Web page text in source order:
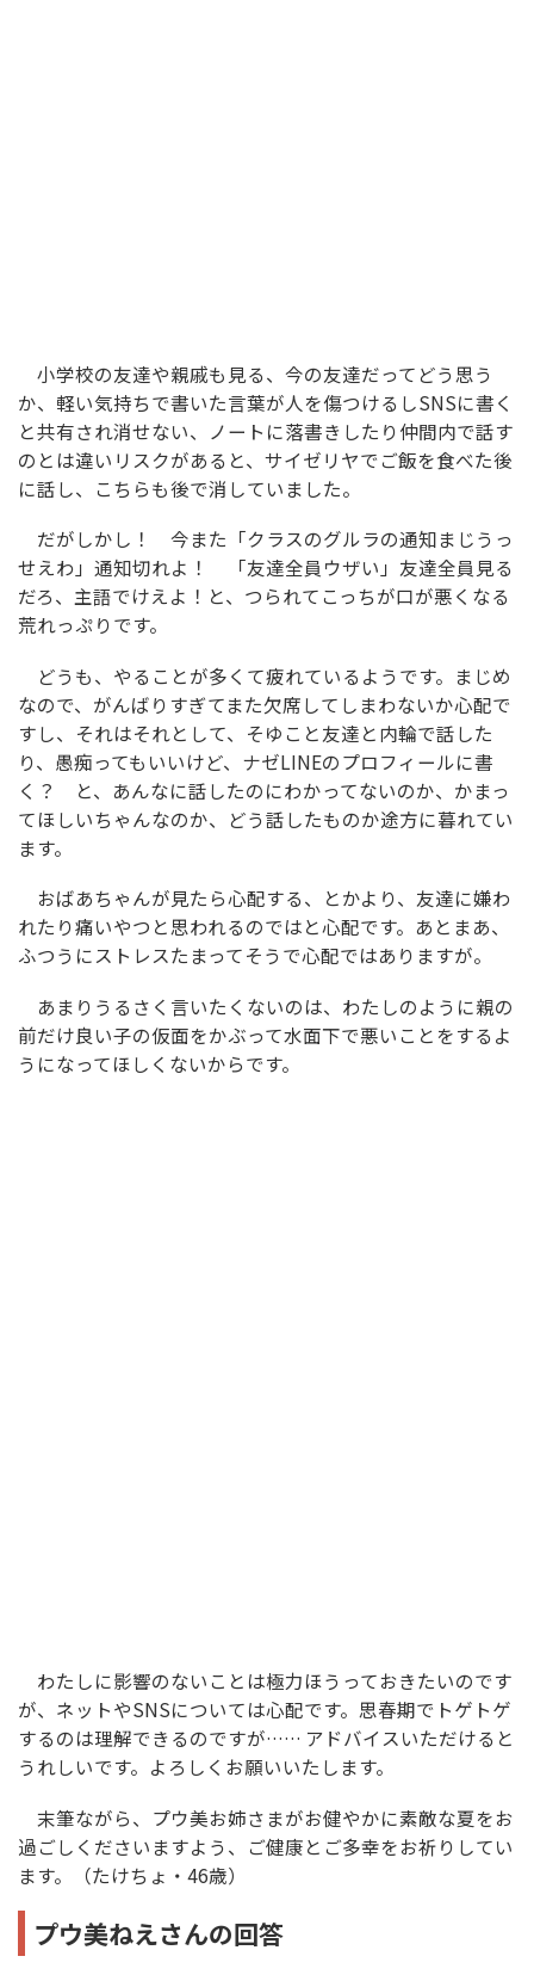
小学校の友達や親戚も見る、今の友達だってどう思う
か、軽い気持ちで書いた言葉が人を傷つけるしSNSに書く
と共有され消せない、ノートに落書きしたり仲間内で話す
のとは違いリスクがあると、サイゼリヤでご飯を食べた後
に話し、こちらも後で消していました。
だがしかし！ 今また「クラスのグルラの通知まじうっ
せえわ」通知切れよ！ 「友達全員ウザい」友達全員見る
だろ、主語でけえよ！と、つられてこっちが口が悪くなる
荒れっぷりです。
どうも、やることが多くて疲れているようです。まじめ
なので、がんばりすぎてまた欠席してしまわないか心配で
すし、それはそれとして、そゆこと友達と内輪で話した
り、愚痴ってもいいけど、ナゼLINEのプロフィールに書
く？ と、あんなに話したのにわかってないのか、かまっ
てほしいちゃんなのか、どう話したものか途方に暮れてい
ます。
おばあちゃんが見たら心配する、とかより、友達に嫌わ
れたり痛いやつと思われるのではと心配です。あとまあ、
ふつうにストレスたまってそうで心配ではありますが。
あまりうるさく言いたくないのは、わたしのように親の
前だけ良い子の仮面をかぶって水面下で悪いことをするよ
うになってほしくないからです。
わたしに影響のないことは極力ほうっておきたいのです
が、ネットやSNSについては心配です。思春期でトゲトゲ
するのは理解できるのですが…… アドバイスいただけると
うれしいです。よろしくお願いいたします。
末筆ながら、プウ美お姉さまがお健やかに素敵な夏をお
過ごしくださいますよう、ご健康とご多幸をお祈りしてい
ます。（たけちょ・46歳）
プウ美ねえさんの回答